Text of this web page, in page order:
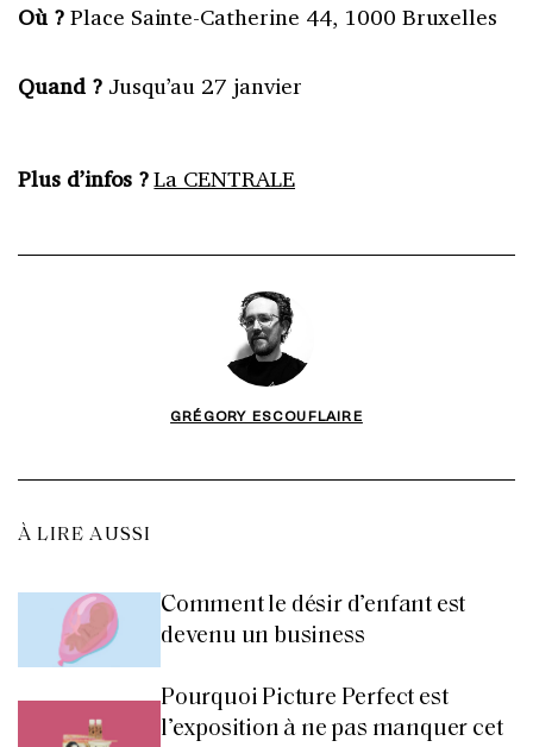
Où ?Place Sainte-Catherine 44, 1000 Bruxelles
Quand ?Jusqu’au 27 janvier
Plus d’infos ? La CENTRALE
GRÉGORY ESCOUFLAIRE
À LIRE AUSSI
Comment le désir d’enfant est
devenu un business
Pourquoi Picture Perfect est
l’exposition à ne pas manquer cet